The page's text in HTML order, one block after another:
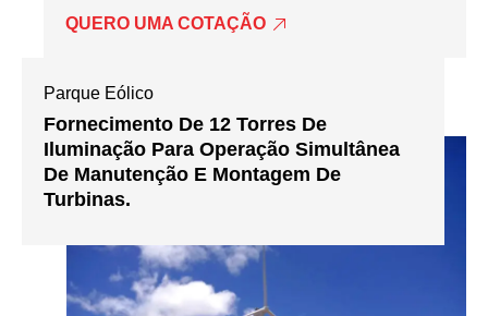
QUERO UMA COTAÇÃO
Parque Eólico
Fornecimento De 12 Torres De
Iluminação Para Operação Simultânea
De Manutenção E Montagem De
Turbinas.